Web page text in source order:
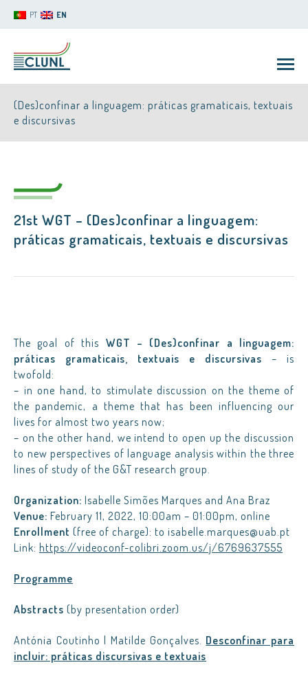
PT EN
CLUNL
(Des)confinar a linguagem: práticas gramaticais, textuais
e discursivas
21st WGT – (Des)confinar a linguagem:
práticas gramaticais, textuais e discursivas
The goal of this WGT – (Des)confinar a linguagem:
práticas gramaticais, textuais e discursivas – is
twofold:
– in one hand, to stimulate discussion on the theme of
the pandemic, a theme that has been influencing our
lives for almost two years now;
– on the other hand, we intend to open up the discussion
to new perspectives of language analysis within the three
lines of study of the G&T research group.
Organization: Isabelle Simões Marques and Ana Braz
Venue: February 11, 2022, 10:00am – 01:00pm, online
Enrollment (free of charge): to isabelle.marques@uab.pt
Link: https://videoconf-colibri.zoom.us/j/6769637555
Programme
Abstracts (by presentation order)
Antónia Coutinho | Matilde Gonçalves. Desconfinar para
incluir: práticas discursivas e textuais